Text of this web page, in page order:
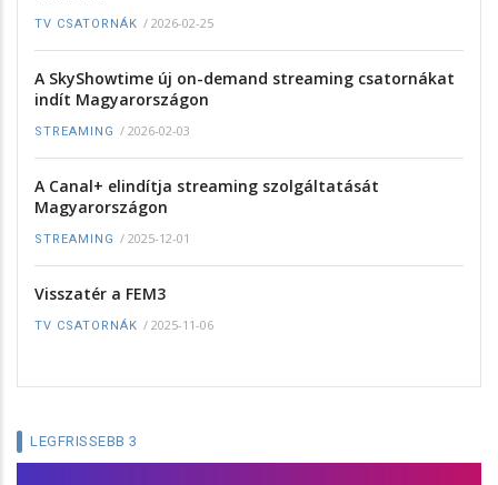
TV CSATORNÁK / 2026-02-25
A SkyShowtime új on-demand streaming csatornákat
indít Magyarországon
STREAMING / 2026-02-03
A Canal+ elindítja streaming szolgáltatását
Magyarországon
STREAMING / 2025-12-01
Visszatér a FEM3
TV CSATORNÁK / 2025-11-06
LEGFRISSEBB 3